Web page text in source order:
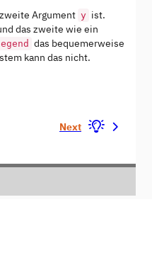
Argument y ist.
das zweite wie ein
das bequemerweise
kann das nicht.
Next